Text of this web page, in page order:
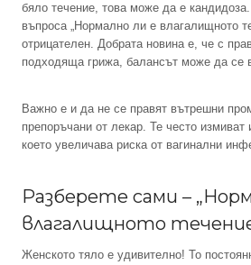
бяло течение, това може да е кандидоза.
въпроса „Нормално ли е влагалищното
отрицателен. Добрата новина е, че с
подходяща грижа, балансът може да се
Важно е и да не се правят вътрешни
препоръчани от лекар. Те често измиват
което увеличава риска от вагинални
Разберете сами –
влагалищното
Женското тяло е удивително! То